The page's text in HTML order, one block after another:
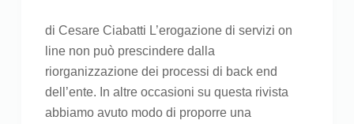
di Cesare Ciabatti L’erogazione di servizi on
line non può prescindere dalla
riorganizzazione dei processi di back end
dell’ente. In altre occasioni su questa rivista
abbiamo avuto modo di proporre una